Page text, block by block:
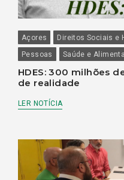
Açores Direitos Sociais e
Pessoas
Saúde e
HDES: 300 milhões
de realidade
LER NOTÍCIA